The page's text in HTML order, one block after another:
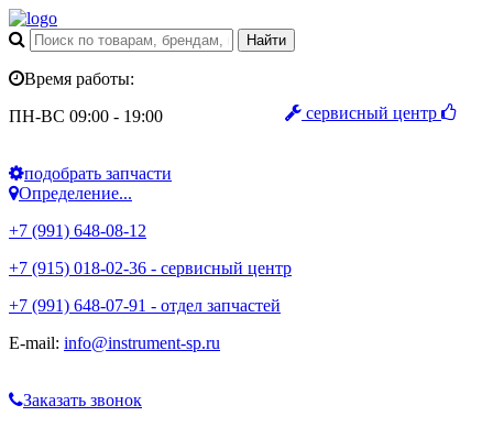
сервисный центр
Время работы:
ПН-ВС 09:00 - 19:00
подобрать запчасти
Определение...
+7 (991) 648-08-12
+7 (915) 018-02-36 - сервисный центр
+7 (991) 648-07-91 - отдел запчастей
E-mail: info@instrument-sp.ru
Заказать звонок